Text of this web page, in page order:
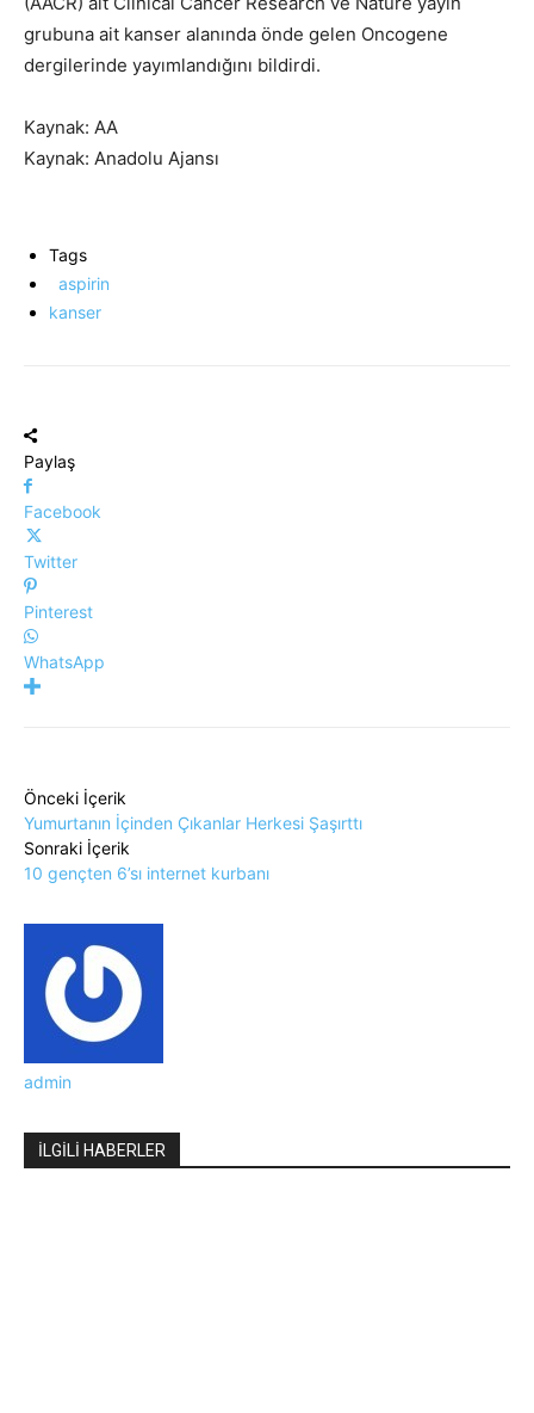
grubuna ait kanser alanında önde gelen Oncogene
dergilerinde yayımlandığını bildirdi.
Kaynak: AA
Kaynak: Anadolu Ajansı
Tags
aspirin
kanser
Paylaş
Facebook
Twitter
Pinterest
WhatsApp
Önceki İçerik
Yumurtanın İçinden Çıkanlar Herkesi Şaşırttı
Sonraki İçerik
10 gençten 6’sı internet kurbanı
admin
İLGİLİ HABERLER